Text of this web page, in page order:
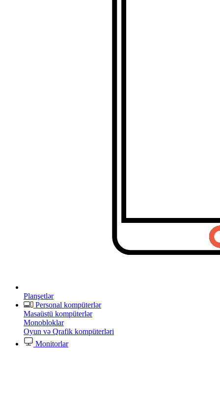
Planşetlər
Personal kompüterlər
Masaüstü kompüterlər
Monobloklar
Oyun və Qrafik kompüterləri
Monitorlar